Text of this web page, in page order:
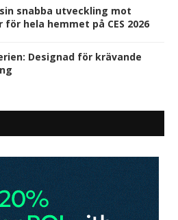
sin snabba utveckling mot
hela hemmet på CES 2026
Designad för krävande